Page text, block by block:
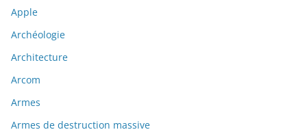
Apple
Archéologie
Architecture
Arcom
Armes
Armes de destruction massive